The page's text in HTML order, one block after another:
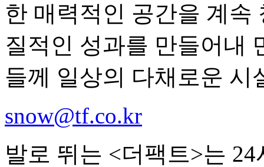
한 매력적인 공간을 계
질적인 성과를 만들어내
들께 일상의 다채로운
snow@tf.co.kr
발로 뛰는 <더팩트>는